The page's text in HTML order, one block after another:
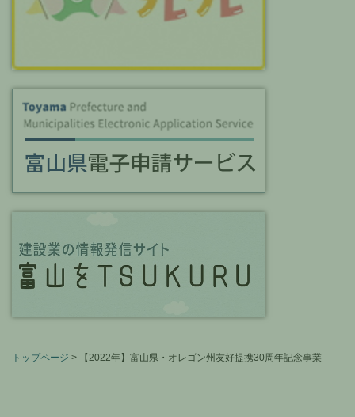
トップページ > 【2022年】富山県・オレゴン州友好提携30周年記念事業